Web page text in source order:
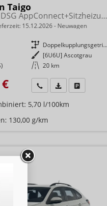
Taigo
Trend 115PS DSG AppConnect+Sitzheizung+PDC+Alu16+LED+DAB+FrontAssist
15.12.2026 Neuwagen
Getriebe
Doppelkupplungsgetriebe (DSG)
Außenfarbe [6U6U] Ascotgrau
Kilometerstand 20 km
Wir rufen Sie anFahrzeugexposé
5,70 l/100km
130,00 g/km